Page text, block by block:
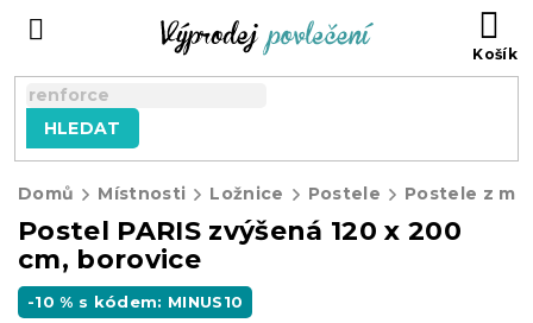
HLEDAT
Domů Místnosti Ložnice Postele Postele z
Postel PARIS zvýšená 120 x 200
cm, borovice
-10 % s kódem: MINUS10